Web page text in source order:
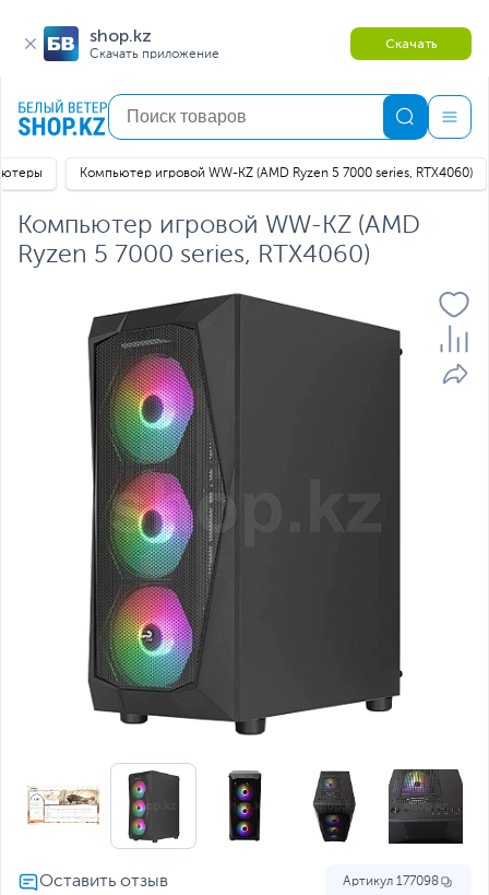
shop.kz
Скачать приложение
Скачать
Компьютер игровой WW-KZ (AMD Ryzen 5 7000 series, RTX4060)
Компьютер игровой WW-KZ (AMD
Ryzen 5 7000 series, RTX4060)
Артикул 177098